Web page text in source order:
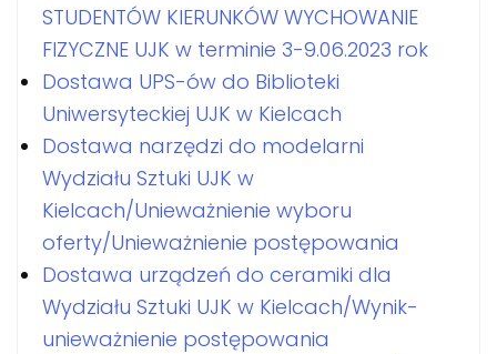
STUDENTÓW KIERUNKÓW WYCHOWANIE
FIZYCZNE UJK w terminie 3-9.06.2023 rok
Dostawa UPS-ów do Biblioteki
Uniwersyteckiej UJK w Kielcach
Dostawa narzędzi do modelarni
Wydziału Sztuki UJK w
Kielcach/Unieważnienie wyboru
oferty/Unieważnienie postępowania
Dostawa urządzeń do ceramiki dla
Wydziału Sztuki UJK w Kielcach/Wynik-
unieważnienie postępowania